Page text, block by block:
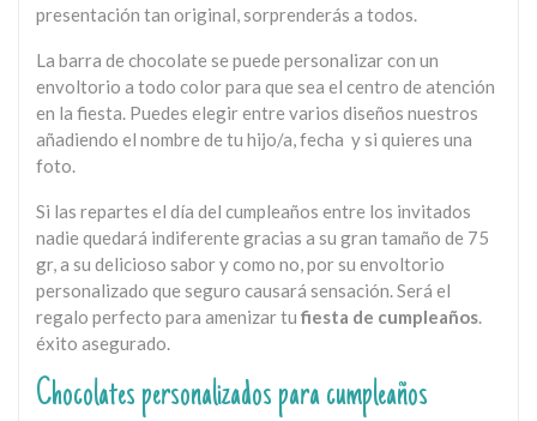
presentación tan original, sorprenderás a todos.
La barra de chocolate se puede personalizar con un
envoltorio a todo color para que sea el centro de atención
en la fiesta. Puedes elegir entre varios diseños nuestros
añadiendo el nombre de tu hijo/a, fecha y si quieres una
foto.
Si las repartes el día del cumpleaños entre los invitados
nadie quedará indiferente gracias a su gran tamaño de 75
gr, a su delicioso sabor y como no, por su envoltorio
personalizado que seguro causará sensación. Será el
regalo perfecto para amenizar tu fiesta de cumpleaños.
éxito asegurado.
Chocolates personalizados para cumpleaños